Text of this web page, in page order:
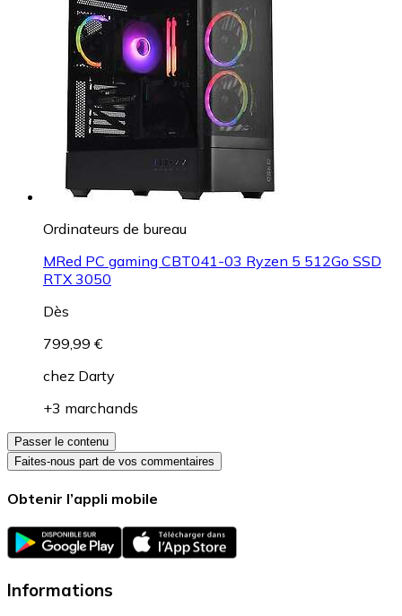
Ordinateurs de bureau
MRed PC gaming CBT041-03 Ryzen 5 512Go SSD
RTX 3050
Dès
799,99 €
chez Darty
+3 marchands
Passer le contenu
Faites-nous part de vos commentaires
Obtenir l’appli mobile
Informations